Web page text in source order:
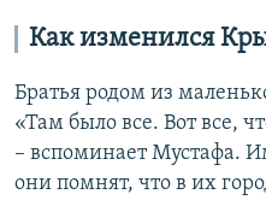
Как изменился
Братья родом из
«Там было все. Вот все,
– вспоминает Мустафа.
они помнят, что в их